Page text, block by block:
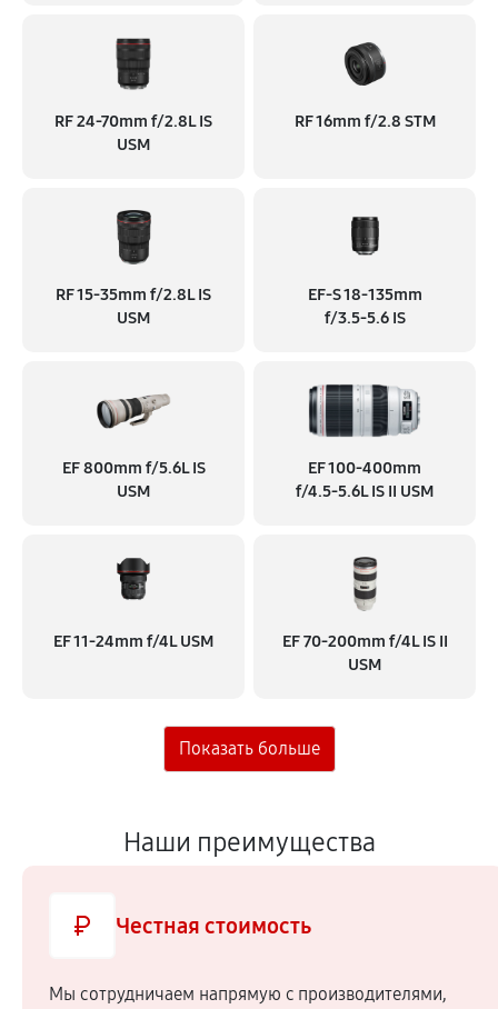
RF 24‑70mm f/2.8L IS
USM
RF 16mm f/2.8 STM
RF 15‑35mm f/2.8L IS
USM
EF‑S 18‑135mm
f/3.5‑5.6 IS
EF 800mm f/5.6L IS
USM
EF 100‑400mm
f/4.5‑5.6L IS II USM
EF 11‑24mm f/4L USM
EF 70‑200mm f/4L IS II
USM
Наши преимущества
Честная стоимость
Мы сотрудничаем напрямую c производителями,